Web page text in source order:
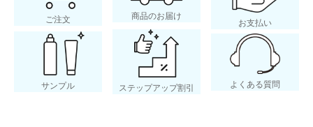
ご注文 商品のお届け
お支払い
サンプル ステップアップ割引 よくある質問